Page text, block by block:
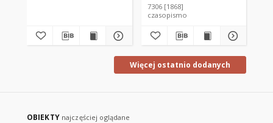
7306 [1868]
czasopismo
Więcej ostatnio dodanych
OBIEKTY najczęściej oglądane